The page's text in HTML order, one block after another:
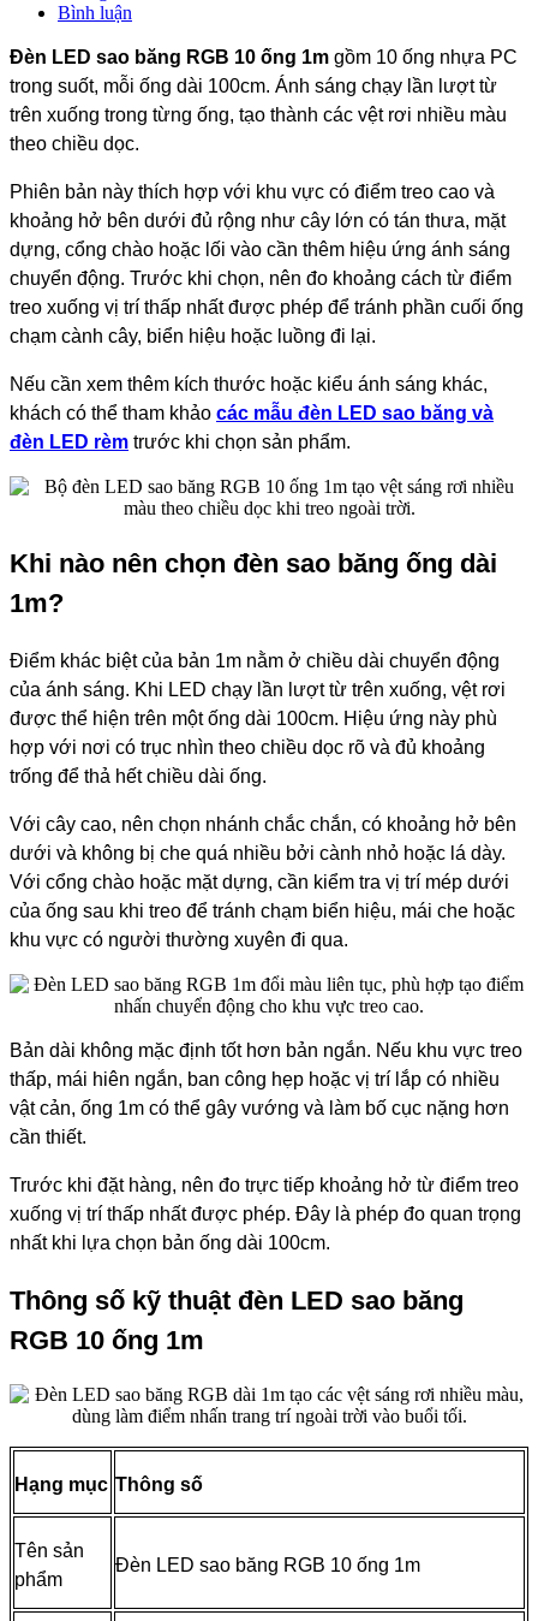
Bình luận
Đèn LED sao băng RGB 10 ống 1m gồm 10 ống nhựa PC
trong suốt, mỗi ống dài 100cm. Ánh sáng chạy lần lượt từ
trên xuống trong từng ống, tạo thành các vệt rơi nhiều màu
theo chiều dọc.
Phiên bản này thích hợp với khu vực có điểm treo cao và
khoảng hở bên dưới đủ rộng như cây lớn có tán thưa, mặt
dựng, cổng chào hoặc lối vào cần thêm hiệu ứng ánh sáng
chuyển động. Trước khi chọn, nên đo khoảng cách từ điểm
treo xuống vị trí thấp nhất được phép để tránh phần cuối ống
chạm cành cây, biển hiệu hoặc luồng đi lại.
Nếu cần xem thêm kích thước hoặc kiểu ánh sáng khác,
khách có thể tham khảo các mẫu đèn LED sao băng và
đèn LED rèm trước khi chọn sản phẩm.
Khi nào nên chọn đèn sao băng ống dài
1m?
Điểm khác biệt của bản 1m nằm ở chiều dài chuyển động
của ánh sáng. Khi LED chạy lần lượt từ trên xuống, vệt rơi
được thể hiện trên một ống dài 100cm. Hiệu ứng này phù
hợp với nơi có trục nhìn theo chiều dọc rõ và đủ khoảng
trống để thả hết chiều dài ống.
Với cây cao, nên chọn nhánh chắc chắn, có khoảng hở bên
dưới và không bị che quá nhiều bởi cành nhỏ hoặc lá dày.
Với cổng chào hoặc mặt dựng, cần kiểm tra vị trí mép dưới
của ống sau khi treo để tránh chạm biển hiệu, mái che hoặc
khu vực có người thường xuyên đi qua.
Bản dài không mặc định tốt hơn bản ngắn. Nếu khu vực treo
thấp, mái hiên ngắn, ban công hẹp hoặc vị trí lắp có nhiều
vật cản, ống 1m có thể gây vướng và làm bố cục nặng hơn
cần thiết.
Trước khi đặt hàng, nên đo trực tiếp khoảng hở từ điểm treo
xuống vị trí thấp nhất được phép. Đây là phép đo quan trọng
nhất khi lựa chọn bản ống dài 100cm.
Thông số kỹ thuật đèn LED sao băng
RGB 10 ống 1m
Hạng mục Thông số
Tên sản
phẩm
Đèn LED sao băng RGB 10 ống 1m